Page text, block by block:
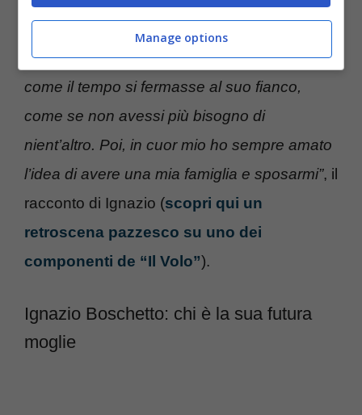
ho incontrato la mia compagna, ho intuito
subito una stabilità con lei, sentendo quasi
come il tempo si fermasse al suo fianco,
come se non avessi più bisogno di
nient’altro. Poi, in cuor mio ho sempre amato
l’idea di avere una mia famiglia e sposarmi”, il
racconto di Ignazio (scopri qui un
retroscena pazzesco su uno dei
componenti de “Il Volo”).
Ignazio Boschetto: chi è la sua futura
moglie
Manage options